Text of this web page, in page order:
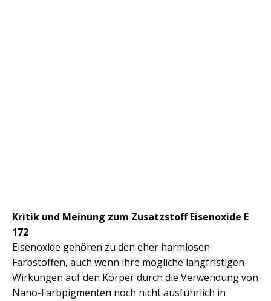
Kritik und Meinung zum Zusatzstoff Eisenoxide E
172
Eisenoxide gehören zu den eher harmlosen
Farbstoffen, auch wenn ihre mögliche langfristigen
Wirkungen auf den Körper durch die Verwendung von
Nano-Farbpigmenten noch nicht ausführlich in